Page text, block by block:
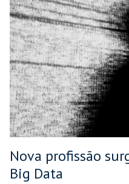
Nova profissão
Big Data